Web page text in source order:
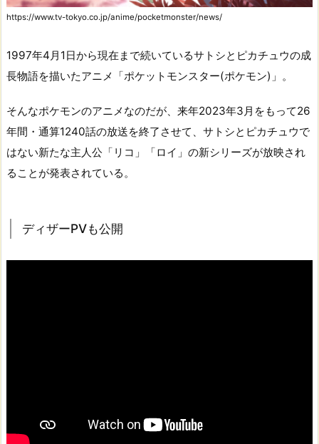
https://www.tv-tokyo.co.jp/anime/pocketmonster/news/
1997年4月1日から現在まで続いているサトシとピカチュウの成
長物語を描いたアニメ「ポケットモンスター(ポケモン)」。
そんなポケモンのアニメなのだが、来年2023年3月をもって26
年間・通算1240話の放送を終了させて、サトシとピカチュウで
はない新たな主人公「リコ」「ロイ」の新シリーズが放映され
ることが発表されている。
ディザーPVも公開